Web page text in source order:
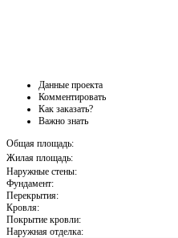
Данные проекта
Комментировать
Как заказать?
Важно знать
Общая площадь:
Жилая площадь:
Наружные стены:
Фундамент:
Перекрытия:
Кровля:
Покрытие кровли:
Наружная отделка: